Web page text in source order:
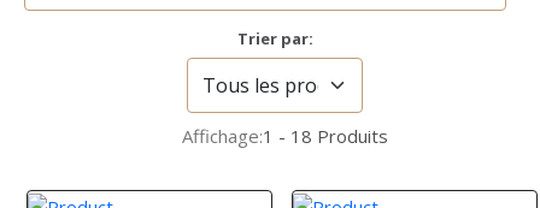
Trier par:
Affichage:1 - 18 Produits